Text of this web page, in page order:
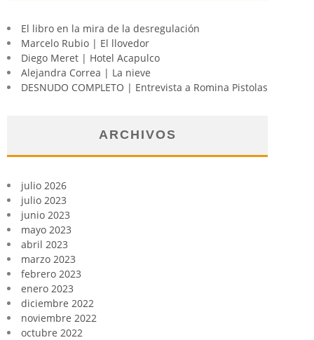
El libro en la mira de la desregulación
Marcelo Rubio | El llovedor
Diego Meret | Hotel Acapulco
Alejandra Correa | La nieve
DESNUDO COMPLETO | Entrevista a Romina Pistolas
ARCHIVOS
julio 2026
julio 2023
junio 2023
mayo 2023
abril 2023
marzo 2023
febrero 2023
enero 2023
diciembre 2022
noviembre 2022
octubre 2022